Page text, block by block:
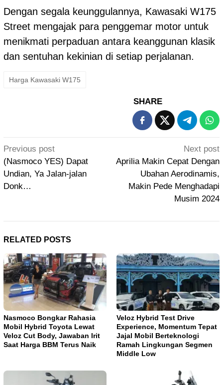
Dengan segala keunggulannya, Kawasaki W175
Street mengajak para penggemar motor untuk
menikmati perpaduan antara keanggunan klasik
dan sentuhan kekinian di setiap perjalanan.
Harga Kawasaki W175
SHARE
Post
navigation
Previous post
(Nasmoco YES) Dapat
Undian, Ya Jalan-jalan
Donk…
Next post
Aprilia Makin Cepat Dengan
Ubahan Aerodinamis,
Makin Pede Menghadapi
Musim 2024
RELATED POSTS
Nasmoco Bongkar Rahasia
Mobil Hybrid Toyota Lewat
Veloz Cut Body, Jawaban Irit
Saat Harga BBM Terus Naik
Veloz Hybrid Test Drive
Experience, Momentum Tepat
Jajal Mobil Berteknologi
Ramah Lingkungan Segmen
Middle Low